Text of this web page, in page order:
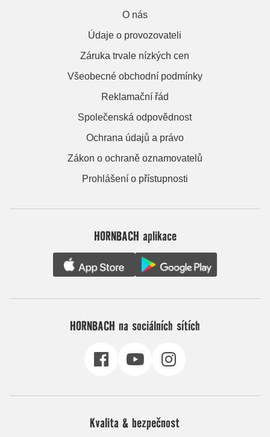
O nás
Údaje o provozovateli
Záruka trvale nízkých cen
Všeobecné obchodní podmínky
Reklamační řád
Společenská odpovědnost
Ochrana údajů a právo
Zákon o ochraně oznamovatelů
Prohlášení o přístupnosti
HORNBACH aplikace
HORNBACH na sociálních sítích
Kvalita & bezpečnost